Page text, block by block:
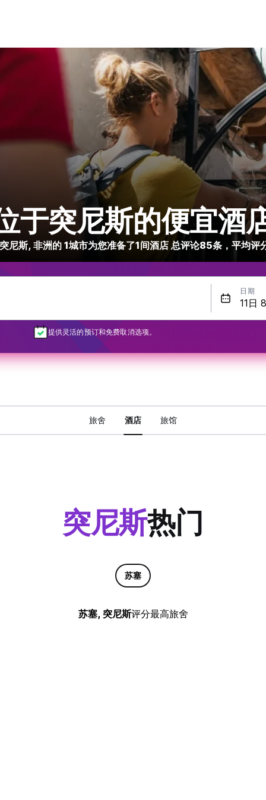
于突尼斯的便宜酒
尼斯, 非洲的 1城市为您准备了1间酒店 总评论85条，平均评
日期
提供灵活的预订和免费取消选项。
旅舍 酒店 旅馆
突尼斯热门
苏塞
苏塞, 突尼斯评分最高旅舍